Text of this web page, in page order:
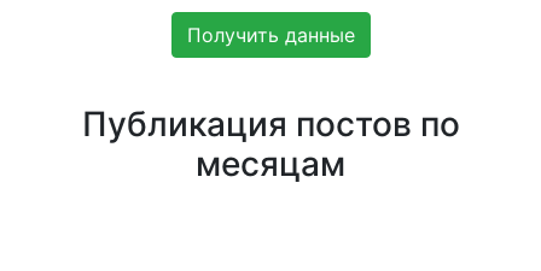
Получить данные
Публикация постов по
месяцам